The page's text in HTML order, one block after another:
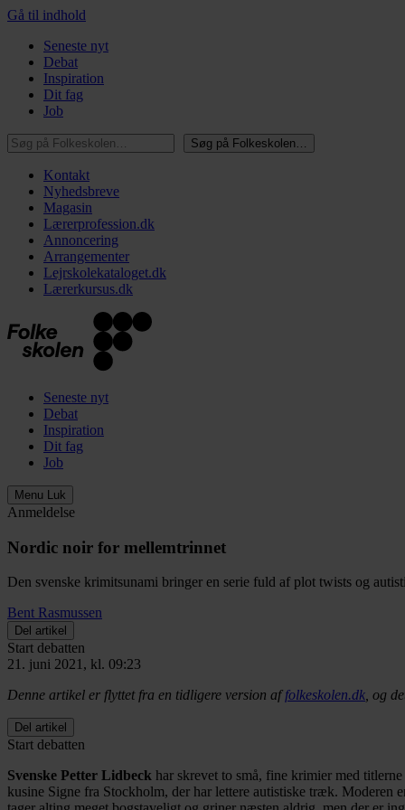
Gå til indhold
Seneste nyt
Debat
Inspiration
Dit fag
Job
Søg på Folkeskolen…
Søg på Folkeskolen…
Kontakt
Nyhedsbreve
Magasin
Lærerprofession.dk
Annoncering
Arrangementer
Lejrskolekataloget.dk
Lærerkursus.dk
Seneste nyt
Debat
Inspiration
Dit fag
Job
Menu Luk
Anmeldelse
Nordic noir for mellemtrinnet
Den svenske krimitsunami bringer en serie fuld af plot twists og
Bent Rasmussen
Del artikel
Start debatten
21. juni 2021, kl. 09:23
Denne artikel er flyttet fra en tidligere version affolkeskolen.dk, og
Del artikel
Start debatten
Svenske Petter Lidbeck har skrevet to små, fine krimier med
kusine Signe fra Stockholm, der har lettere autistiske træk.